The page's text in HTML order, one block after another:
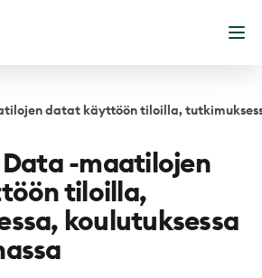
datat käyttöön tiloilla,
-maatilojen
tiloilla,
koulutuksessa